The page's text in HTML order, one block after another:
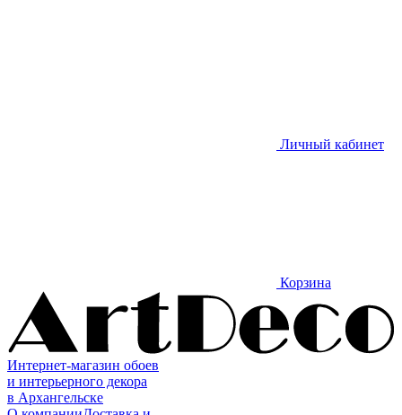
Личный кабинет
Корзина
Интернет-магазин обоев
и интерьерного декора
в Архангельске